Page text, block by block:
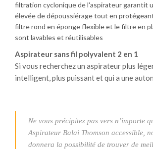
filtration cyclonique de l'aspirateur garantit
élevée de dépoussiérage tout en
filtre rond en éponge flexible et le filtre en
sont lavables et réutilisables
Aspirateur sans fil polyvalent 2 en 1
Si vous recherchez un aspirateur plus
intelligent, plus puissant et qui a une
Ne vous précipitez pas vers n’importe
Aspirateur Balai Thomson accessible,
donnera la possibilité de trouver de